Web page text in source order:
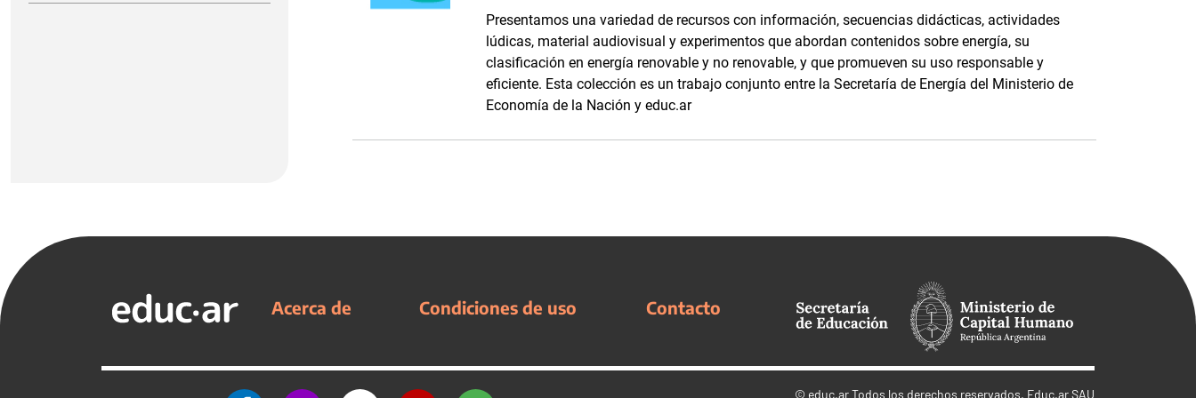
Presentamos una variedad de recursos con información, secuencias didácticas, actividades
lúdicas, material audiovisual y experimentos que abordan contenidos sobre energía, su
clasificación en energía renovable y no renovable, y que promueven su uso responsable y
eficiente. Esta colección es un trabajo conjunto entre la Secretaría de Energía del Ministerio de
Economía de la Nación y educ.ar
Acerca de Condiciones de uso Contacto
© educ.arTodos los derechos reservados. Educ.ar SAU